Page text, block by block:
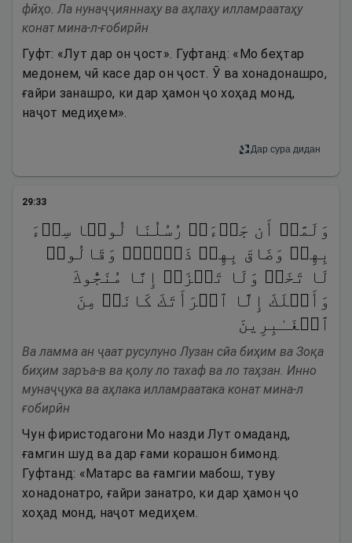
фӣҳо. Ла нунаҷҷияннаҳу ва аҳлаҳу илламраатаҳу
конат мина-л-ғобирӣн
Гуфт: «Лут дар он ҷост». Гуфтанд: «Мо беҳтар
медонем, чӣ касе дар он ҷост. Ӯ ва хонадонашро,
ғайри занашро, ки дар ҳамон ҷо хоҳад монд,
наҷот медиҳем».
Дар сура дидан
29:33
وَلَمَّاۤ أَن جَاۤءَتۡ رُسُلُنَا لُوطࣰا سِیۤءَ
بِهِمۡ وَضَاقَ بِهِمۡ ذَرۡعࣰاۖ وَقَالُوا۟
لَا تَخَفۡ وَلَا تَحۡزَنۡ إِنَّا مُنَجُّوكَ
وَأَهۡلَكَ إِلَّا ٱمۡرَأَتَكَ كَانَتۡ مِنَ
ٱلۡغَـٰبِرِینَ
Ва ламма ан ҷаат русулуно Лузан сйа биҳим ва Зоқа
биҳим заръа-в ва қолу ло тахаф ва ло таҳзан. Инно
мунаҷҷука ва аҳлака илламраатака конат мина-л
ғобирӣн
Чун фиристодагони Мо назди Лут омаданд,
ғамгин шуд ва дар ғами корашон бимонд.
Гуфтанд: «Матарс ва ғамгии мабош, туву
хонадонатро, ғайри занатро, ки дар ҳамон ҷо
хоҳад монд, наҷот медиҳем.